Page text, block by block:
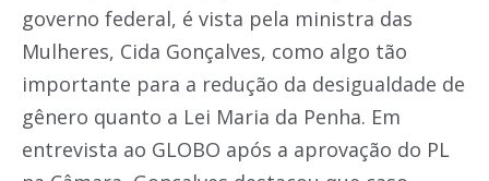
governo federal, é vista pela ministra das
Mulheres, Cida Gonçalves, como algo tão
importante para a redução da desigualdade de
gênero quanto a Lei Maria da Penha. Em
entrevista ao GLOBO após a aprovação do PL